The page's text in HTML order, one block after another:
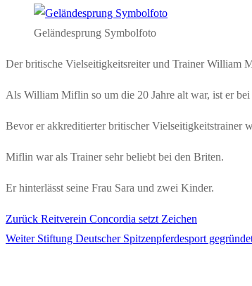
Geländesprung Symbolfoto
Der britische Vielseitigkeitsreiter und Trainer William
Als William Miflin so um die 20 Jahre alt war, ist er
Bevor er akkreditierter britischer Vielseitigkeitstrainer
Miflin war als Trainer sehr beliebt bei den Briten.
Er hinterlässt seine Frau Sara und zwei Kinder.
Beitragsnavigation
Zurück Vorheriger
Beitrag:
Reitverein Concordia setzt Zeichen
Weiter Nächster
Stiftung Deutscher Spitzenpferdesport